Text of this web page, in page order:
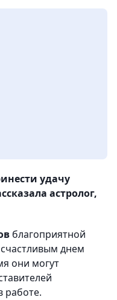
удачу
астролог,
благоприятной
днем
они могут
работе.